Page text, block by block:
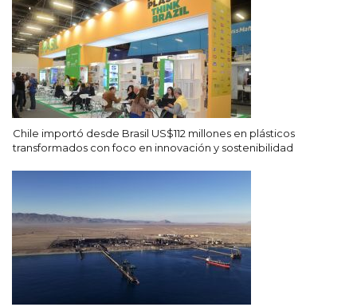
Chile importó desde Brasil US$112 millones en plásticos
transformados con foco en innovación y sostenibilidad